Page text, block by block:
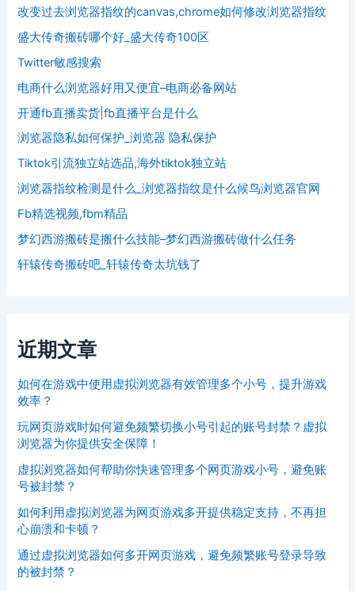
改变过去浏览器指纹的canvas,chrome如何修改浏览器指纹
盛大传奇搬砖哪个好_盛大传奇100区
Twitter敏感搜索
电商什么浏览器好用又便宜–电商必备网站
开通fb直播卖货|fb直播平台是什么
浏览器隐私如何保护_浏览器 隐私保护
Tiktok引流独立站选品,海外tiktok独立站
浏览器指纹检测是什么_浏览器指纹是什么候鸟浏览器官网
Fb精选视频,fbm精品
梦幻西游搬砖是搬什么技能–梦幻西游搬砖做什么任务
轩辕传奇搬砖吧_轩辕传奇太坑钱了
近期文章
如何在游戏中使用虚拟浏览器有效管理多个小号，提升游戏
效率？
玩网页游戏时如何避免频繁切换小号引起的账号封禁？虚拟
浏览器为你提供安全保障！
虚拟浏览器如何帮助你快速管理多个网页游戏小号，避免账
号被封禁？
如何利用虚拟浏览器为网页游戏多开提供稳定支持，不再担
心崩溃和卡顿？
通过虚拟浏览器如何多开网页游戏，避免频繁账号登录导致
的被封禁？